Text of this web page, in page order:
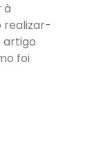
à
realizar-
artigo
foi